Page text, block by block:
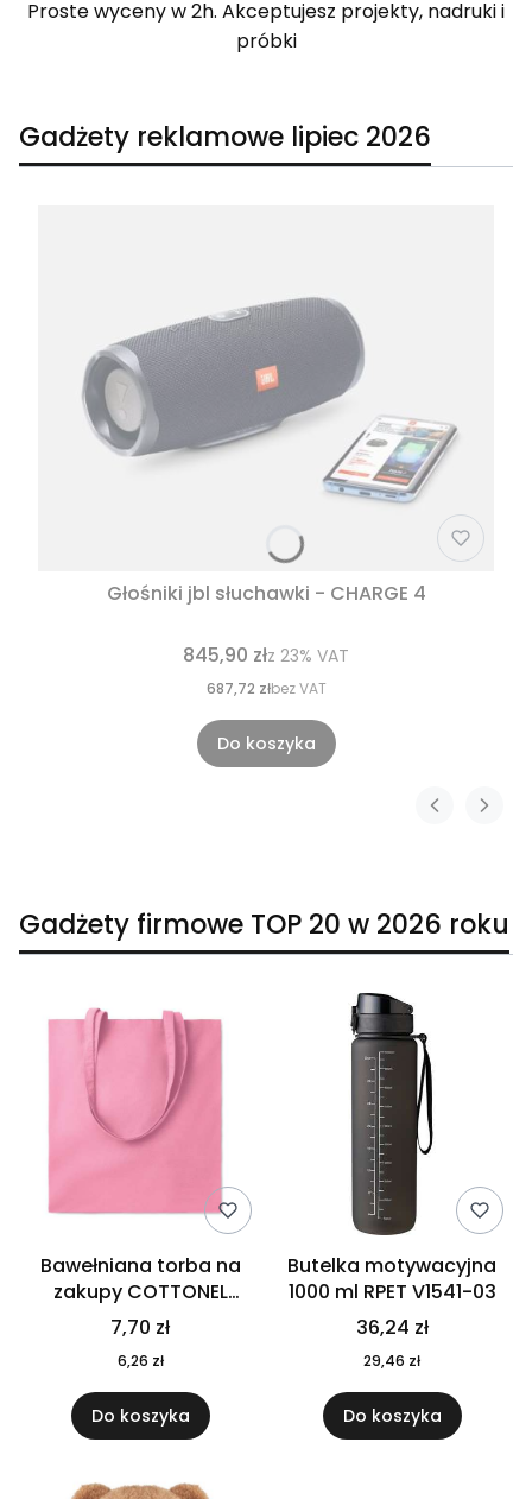
Proste wyceny w 2h. Akceptujesz projekty, nadruki i
próbki
Gadżety reklamowe lipiec 2026
Głośniki jbl słuchawki - CHARGE 4
845,90 złz 23% VAT
687,72 złbez VAT
Do koszyka
Gadżety firmowe TOP 20 w 2026 roku
Bawełniana torba na
zakupy COTTONEL
COLOUR++ MO9846-11
7,70 zł
6,26 zł
Do koszyka
Butelka motywacyjna
1000 ml RPET V1541-03
36,24 zł
29,46 zł
Do koszyka